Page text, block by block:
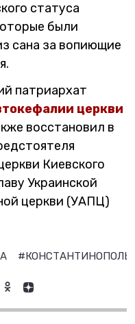
статуса
были
сана за вопиющие
патриархат
церкви
восстановил в
Киевского
Украинской
церкви (УАПЦ)
#КОНСТАНТИНОПОЛЬ